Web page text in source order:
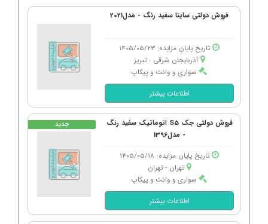
فروش دولتی ساینا سفید رنگ - مدل2021
تاریخ پایان مزایده: 1405/05/23
آذربایجان شرقی - تبریز
سواری و وانت و پیکاپ
اطلاعات بیشتر
فروش دولتی جک S5 اتوماتیک سفید رنگ
- مدل1396
تاریخ پایان مزایده: 1405/05/18
تهران - تهران
سواری و وانت و پیکاپ
اطلاعات بیشتر
جدید